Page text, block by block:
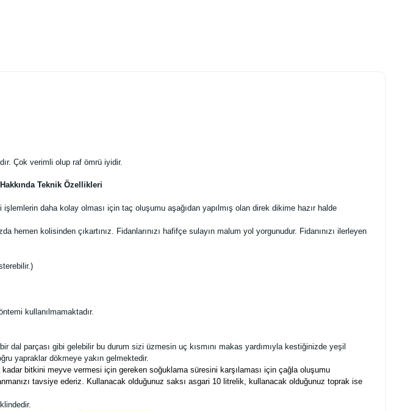
Çok verimli olup raf ömrü iyidir.
Teknik Özellikleri
daha kolay olması için taç oluşumu aşağıdan yapılmış olan direk dikime hazır halde
hemen kolisinden çıkartınız. Fidanlarınızı hafifçe sulayın malum yol yorgunudur. Fidanınızı ilerleyen
kullanılmamaktadır.
dal parçası gibi gelebilir bu durum sizi üzmesin uç kısmını makas yardımıyla kestiğinizde yeşil
yapraklar dökmeye yakın gelmektedir.
bitkini meyve vermesi için gereken soğuklama süresini karşılaması için çağla oluşumu
tavsiye ederiz. Kullanacak olduğunuz saksı asgari 10 litrelik, kullanacak olduğunuz toprak ise